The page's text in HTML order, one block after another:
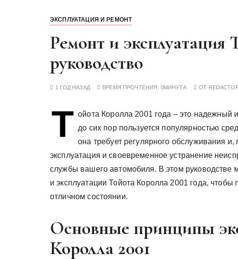
ЭКСПЛУАТАЦИЯ И РЕМОНТ
Ремонт и эксплуатация
руководство
1 ГОД НАЗАД ВРЕМЯ ПРОЧТЕНИЯ: 0МИНУТА ОТ
Т ойота Королла 2001 года – это
до сих пор пользуется популярностью
она требует регулярного обслуживания
эксплуатация и своевременное устранение
службы вашего автомобиля. В этом
и эксплуатации Тойота Королла 2001 года,
отличном состоянии.
Основные принципы
Королла 2001